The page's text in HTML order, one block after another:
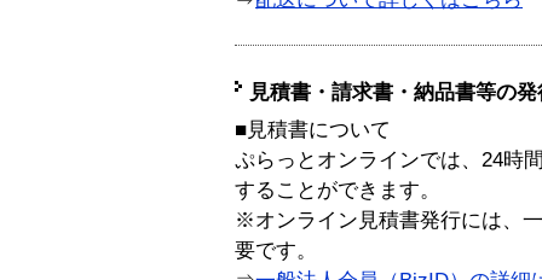
見積書・請求書・納品書等の
■見積書について
ぷらっとオンラインでは、24時
することができます。
※オンライン見積書発行には、
要です。